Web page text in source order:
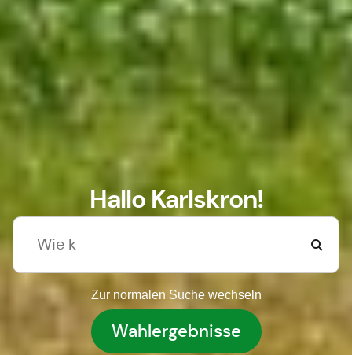
Hallo Karlskron!
Zur normalen Suche wechseln
Wahlergebnisse